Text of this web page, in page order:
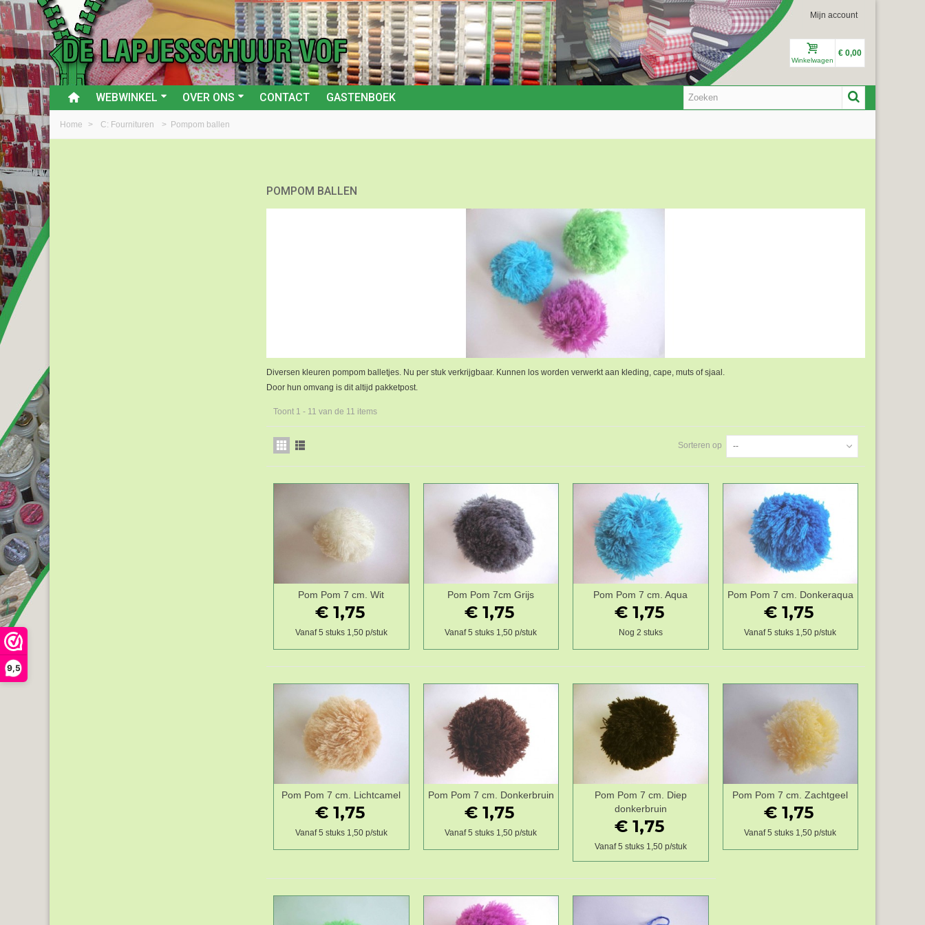
9,5
Mijn account
Winkelwagen
€ 0,00
WEBWINKEL OVER ONS CONTACT GASTENBOEK
Home > C: Fournituren > Pompom ballen
POMPOM BALLEN
Diversen kleuren pompom balletjes. Nu per stuk verkrijgbaar. Kunnen los worden verwerkt aan kleding, cape, muts of sjaal.
Door hun omvang is dit altijd pakketpost.
Toont 1 - 11 van de 11 items
Sorteren op --
Wenslijst
Pom Pom 7 cm. Wit
€ 1,75
Vanaf 5 stuks 1,50 p/stuk
Wenslijst
Pom Pom 7cm Grijs
€ 1,75
Vanaf 5 stuks 1,50 p/stuk
Wenslijst
Pom Pom 7 cm. Aqua
€ 1,75
Nog 2 stuks
Wenslijst
Pom Pom 7 cm. Donkeraqua
€ 1,75
Vanaf 5 stuks 1,50 p/stuk
Wenslijst
Pom Pom 7 cm. Lichtcamel
€ 1,75
Vanaf 5 stuks 1,50 p/stuk
Wenslijst
Pom Pom 7 cm. Donkerbruin
€ 1,75
Vanaf 5 stuks 1,50 p/stuk
Wenslijst
Pom Pom 7 cm. Diep
donkerbruin
€ 1,75
Vanaf 5 stuks 1,50 p/stuk
Wenslijst
Pom Pom 7 cm. Zachtgeel
€ 1,75
Vanaf 5 stuks 1,50 p/stuk